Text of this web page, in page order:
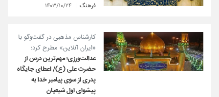
فرهنگ ۱۴۰۳/۱۰/۲۴
کارشناس مذهبی در گفت‌وگو با
«ایران آنلاین» مطرح کرد؛
عدالت‌ورزی؛ مهم‌ترین درس از
حضرت علی (ع)/ اعطای جایگاه
پدری از سوی پیامبر خدا به
پیشوای اول شیعیان